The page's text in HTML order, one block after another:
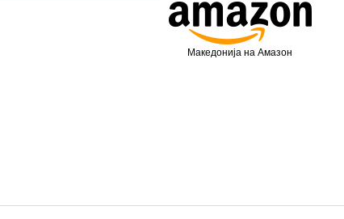
Македонија на Амазон